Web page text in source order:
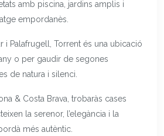
amb piscina, jardins amplis i
empordanès.
i Palafrugell, Torrent és una ubicació
o per gaudir de segones
de natura i silenci.
& Costa Brava, trobaràs cases
la serenor, l’elegància i la
més autèntic.